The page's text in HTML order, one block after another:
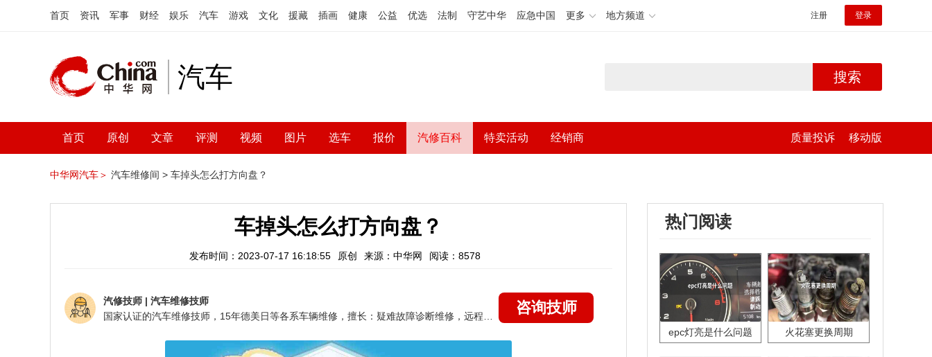
首页 资讯 军事 财经 娱乐 汽车 游戏 文化 援藏 插画 健康 公益 优选 法制 守艺中华 应急中国 更多 地方频道 注册 登录
汽车 搜索
首页 原创 文章 评测 视频 图片 选车 报价 汽修百科 特卖活动 经销商 质量投诉 移动版
中华网汽车＞ 汽车维修间 > 车掉头怎么打方向盘？
车掉头怎么打方向盘？
发布时间：2023-07-17 16:18:55 原创 来源：中华网 阅读：8578
汽修技师 | 汽车维修技师
咨询技师
热门阅读
epc灯亮是什么问题 火花塞更换周期